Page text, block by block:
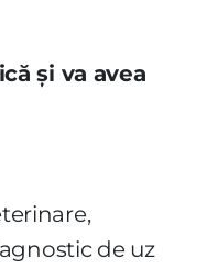
şi va avea
de uz